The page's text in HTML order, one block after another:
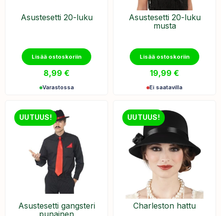
Asustesetti 20-luku
Lisää ostoskoriin
8,99 €
Varastossa
Asustesetti 20-luku
musta
Lisää ostoskoriin
19,99 €
Ei saatavilla
UUTUUS!
Asustesetti gangsteri
UUTUUS!
Charleston hattu